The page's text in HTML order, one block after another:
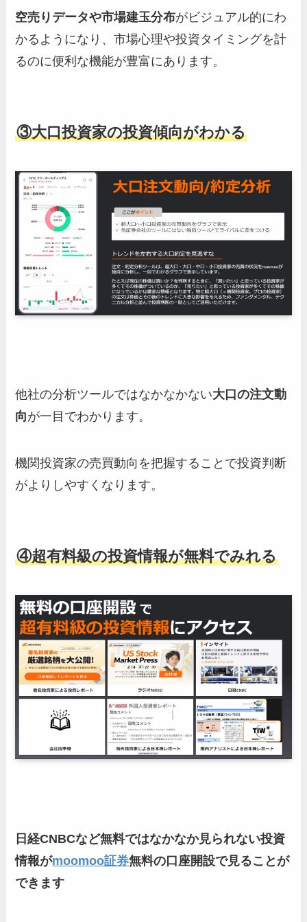
空売りデータや市場建玉分布がビジュアル的にわ
かるようになり、市場心理や投資タイミングを計
るのに便利な機能が豊富にあります。
③大口投資家の投資傾向がわかる
他社の分析ツールではなかなかない大口の注文動
向が一目でわかります。
機関投資家の売買動向を把握することで投資判断
がよりしやすくなります。
④超有料級の投資情報が無料でみれる
日経CNBCなど無料ではなかなか見られない投資
情報がmoomoo証券無料の口座開設で見ることが
できます